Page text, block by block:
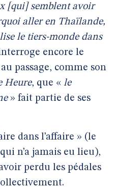
[qui] semblent avoir
aller en Thaïlande,
le tiers-monde dans
encore le
passage, comme son
Heure, que « le
» fait partie de ses
dans l’affaire » (le
n’a jamais eu lieu),
perdu les pédales